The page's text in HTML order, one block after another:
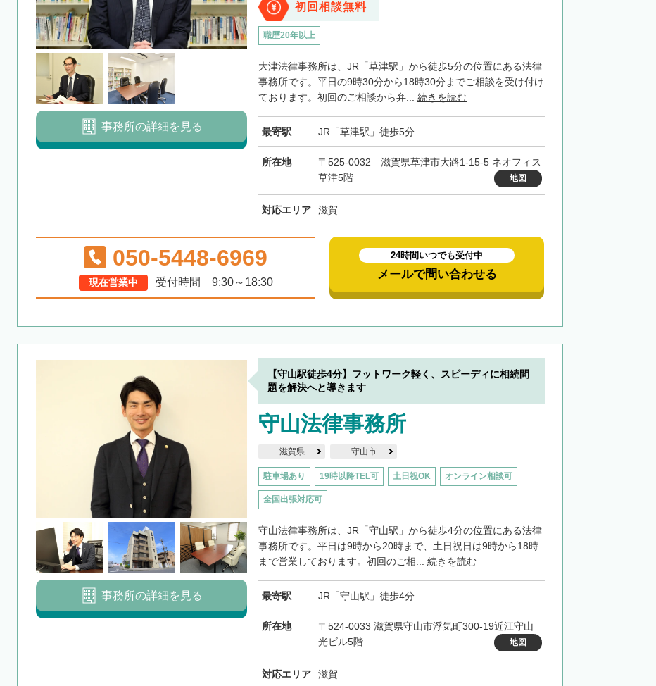
初回相談無料
職歴20年以上
大津法律事務所は、JR「草津駅」から徒歩5分の位置にある法律
事務所です。平日の9時30分から18時30分までご相談を受け付け
ております。初回のご相談から弁... 続きを読む
最寄駅 JR「草津駅」徒歩5分
所在地
〒525-0032 滋賀県草津市大路1-15-5 ネオフィス
草津5階
地図
対応エリア 滋賀
事務所の詳細を見る
050-5448-6969
現在営業中 受付時間 9:30～18:30
24時間いつでも受付中
メールで問い合わせる
【守山駅徒歩4分】フットワーク軽く、スピーディに相続問
題を解決へと導きます
守山法律事務所
滋賀県 守山市
駐車場あり 19時以降TEL可 土日祝OK オンライン相談可
全国出張対応可
守山法律事務所は、JR「守山駅」から徒歩4分の位置にある法律
事務所です。平日は9時から20時まで、土日祝日は9時から18時
まで営業しております。初回のご相... 続きを読む
最寄駅 JR「守山駅」徒歩4分
所在地
〒524-0033 滋賀県守山市浮気町300-19近江守山
光ビル5階
地図
対応エリア 滋賀
事務所の詳細を見る